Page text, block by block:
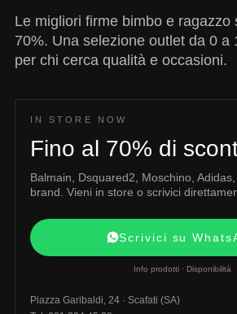
Le migliori firme bimbo e ragazzo
70%. Una selezione outlet da 0 a
per chi cerca qualità e occasioni.
IN STORE NOW
Fino al 70% di
Balmain, Dsquared2, Moschino,
brand. Vieni in store o scrivici
Scrivici su
Info prodotti · Disponibilità
Piazza Garibaldi, 24 · Scafati (SA)